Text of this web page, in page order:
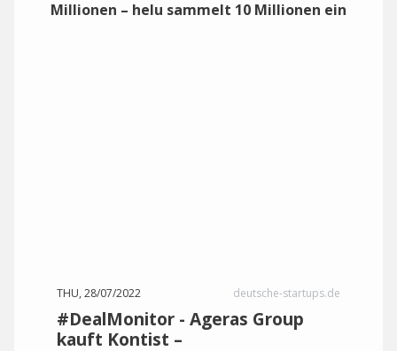
THU, 28/07/2022 deutsche-startups.de
#DealMonitor - Ageras Group
kauft Kontist –